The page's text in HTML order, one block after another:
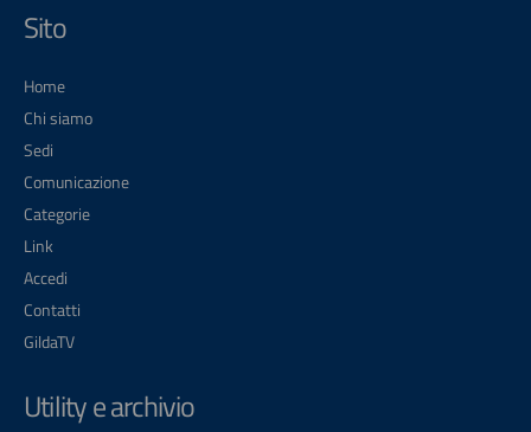
Sito
Home
Chi siamo
Sedi
Comunicazione
Categorie
Link
Accedi
Contatti
GildaTV
Utility e archivio